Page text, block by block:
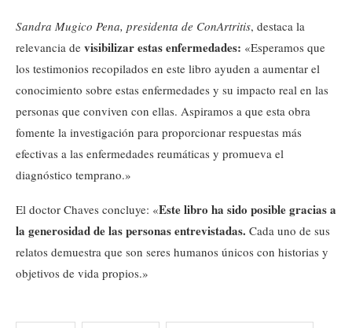
Sandra Mugico Pena, presidenta de ConArtritis, destaca la
relevancia de visibilizar estas enfermedades: «Esperamos que
los testimonios recopilados en este libro ayuden a aumentar el
conocimiento sobre estas enfermedades y su impacto real en las
personas que conviven con ellas. Aspiramos a que esta obra
fomente la investigación para proporcionar respuestas más
efectivas a las enfermedades reumáticas y promueva el
diagnóstico temprano.»
El doctor Chaves concluye: «Este libro ha sido posible gracias a
la generosidad de las personas entrevistadas. Cada uno de sus
relatos demuestra que son seres humanos únicos con historias y
objetivos de vida propios.»